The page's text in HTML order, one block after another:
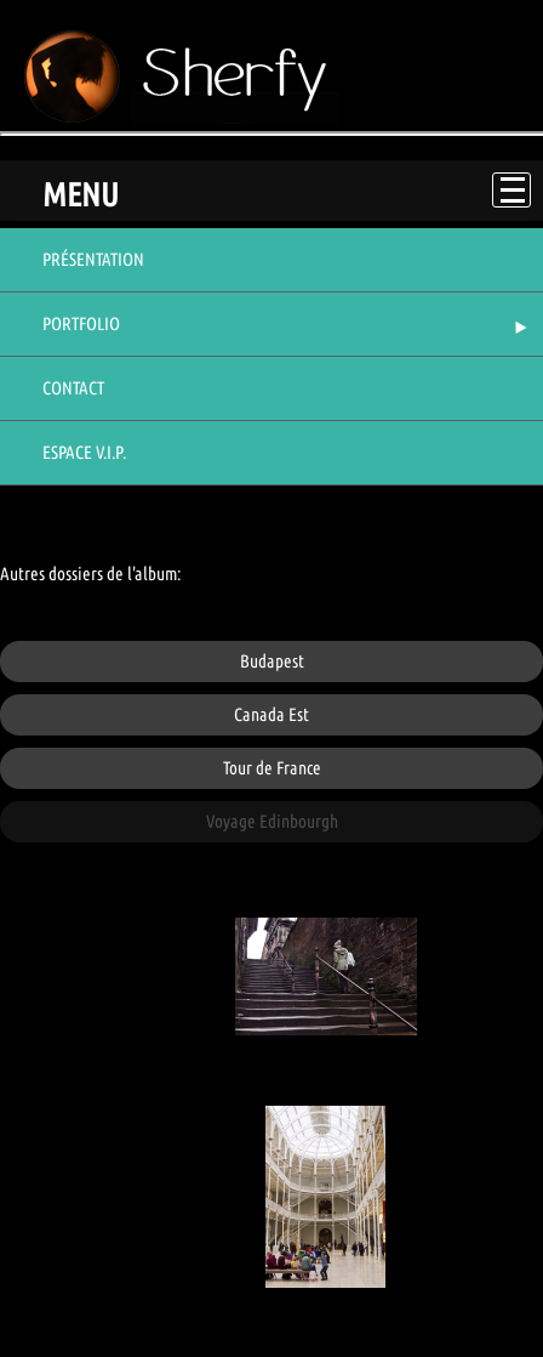
MENU
PRÉSENTATION
PORTFOLIO
CONTACT
ESPACE V.I.P.
Autres dossiers de l'album:
Budapest
Canada Est
Tour de France
Voyage Edinbourgh